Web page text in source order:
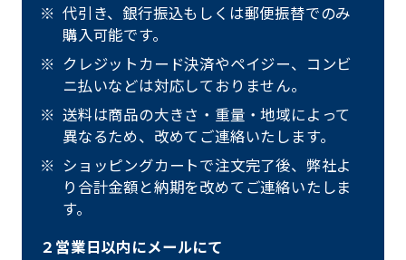
代引き、銀行振込もしくは郵便振替でのみ
購入可能です。
クレジットカード決済やペイジー、コンビ
ニ払いなどは対応しておりません。
送料は商品の大きさ・重量・地域によって
異なるため、改めてご連絡いたします。
ショッピングカートで注文完了後、弊社よ
り合計金額と納期を改めてご連絡いたしま
す。
２営業日以内にメールにて